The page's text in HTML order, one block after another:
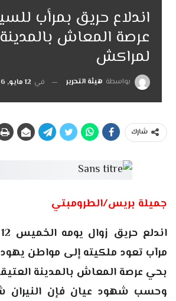
اندلاع حريق بمرأب
عرصة المعاش
لمراكش
بواسطة هيئة التحرير في 12 مايو, 2016
شارك
جميلة بريس/الطرومبتي
مرآب تعود ملكيته إلى مواطن
بحي عرصة المعاش بالمدينة
وحسب شهود عيان فإن النيران